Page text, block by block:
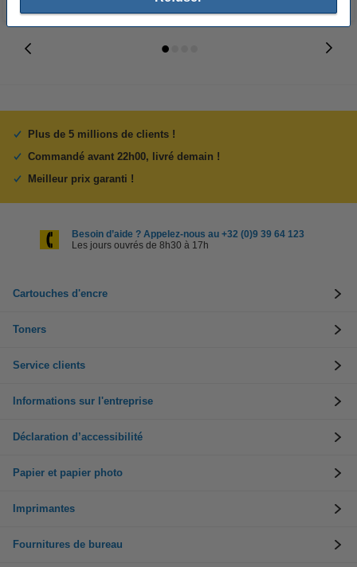
Plus de 5 millions de clients !
Commandé avant 22h00, livré demain !
Meilleur prix garanti !
Besoin d’aide ? Appelez-nous au +32 (0)9 39 64 123
Les jours ouvrés de 8h30 à 17h
Cartouches d'encre
Toners
Service clients
Informations sur l'entreprise
Déclaration d’accessibilité
Papier et papier photo
Imprimantes
Fournitures de bureau